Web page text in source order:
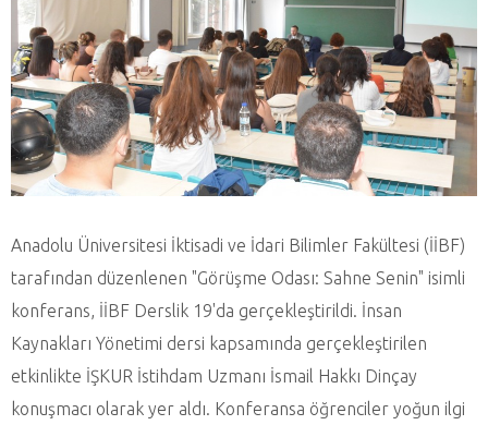
Anadolu Üniversitesi İktisadi ve İdari Bilimler Fakültesi (İİBF)
tarafından düzenlenen "Görüşme Odası: Sahne Senin" isimli
konferans, İİBF Derslik 19'da gerçekleştirildi. İnsan
Kaynakları Yönetimi dersi kapsamında gerçekleştirilen
etkinlikte İŞKUR İstihdam Uzmanı İsmail Hakkı Dinçay
konuşmacı olarak yer aldı. Konferansa öğrenciler yoğun ilgi